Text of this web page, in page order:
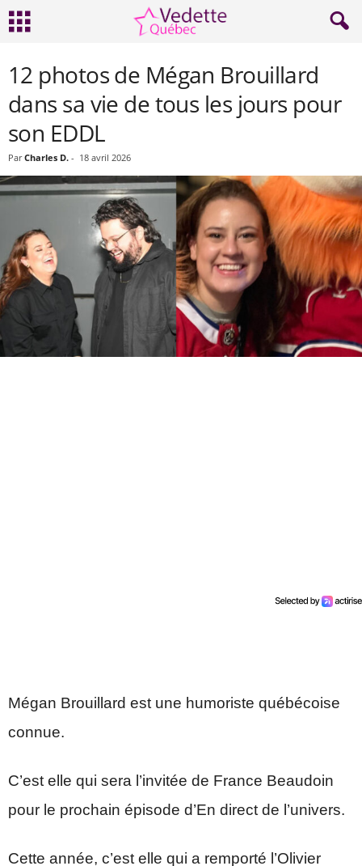
12 photos de Mégan Brouillard
dans sa vie de tous les jours pour
son EDDL
Par Charles D. - 18 avril 2026
Mégan Brouillard est une humoriste québécoise
connue.
C’est elle qui sera l’invitée de France Beaudoin
pour le prochain épisode d’En direct de l’univers.
Cette année, c’est elle qui a remporté l’Olivier